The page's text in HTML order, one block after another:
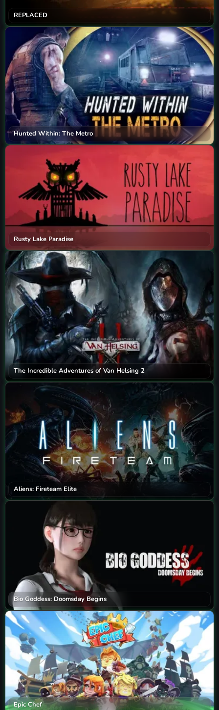
REPLACED
Hunted Within: The Metro
Rusty Lake Paradise
The Incredible Adventures of Van Helsing 2
Aliens: Fireteam Elite
Bio Goddess: Doomsday Begins
Epic Chef